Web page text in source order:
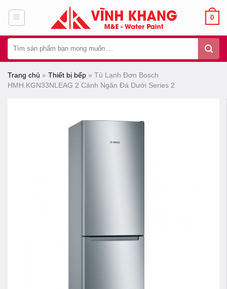
dung
0
kiếm:
Trang chủ » Thiết bị bếp » Tủ Lạnh Đơn Bosch
HMH.KGN33NLEAG 2 Cánh Ngăn Đá Dưới Series 2